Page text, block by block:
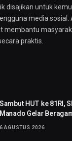
disajikan untuk
media sosial.
membantu
praktis.
Sambut HUT ke 81RI,
Manado Gelar
6 AGUSTUS 2026